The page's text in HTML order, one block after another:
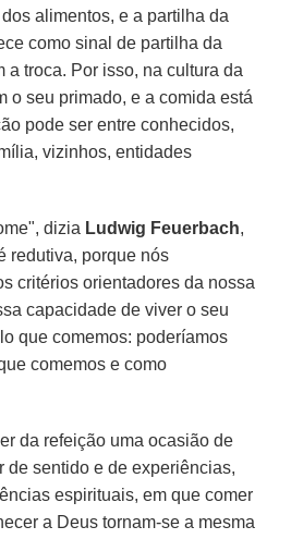
alimentos, e a partilha da
como sinal de partilha da
a troca. Por isso, na cultura da
o seu primado, e a comida está
pode ser entre conhecidos,
vizinhos, entidades
dizia Ludwig Feuerbach,
redutiva, porque nós
critérios orientadores da nossa
capacidade de viver o seu
que comemos: poderíamos
comemos e como
da refeição uma ocasião de
de sentido e de experiências,
espirituais, em que comer
a Deus tornam-se a mesma